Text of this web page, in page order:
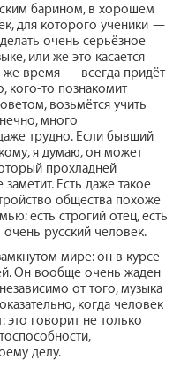
барином, в хорошем
для которого ученики —
очень серьёзное
или же это касается
же время — всегда придёт
кого-то познакомит
возьмётся учить
много
трудно. Если бывший
я думаю, он может
прохладней
заметит. Есть даже такое
общества похоже
есть строгий отец, есть
русский человек.
мире: он в курсе
Он вообще очень жаден
от того, музыка
когда человек
это говорит не только
делу.